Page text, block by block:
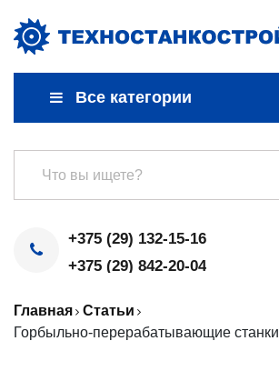
Все категории
+375 (29) 132-15-16
+375 (29) 842-20-04
Главная
Статьи
Горбыльно-перерабатывающие станки